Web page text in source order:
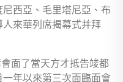
西亞、毛里塔尼亞、布
來華列席揭幕式并拜
面了當天方才抵告竣都
年以來第三次面臨面會